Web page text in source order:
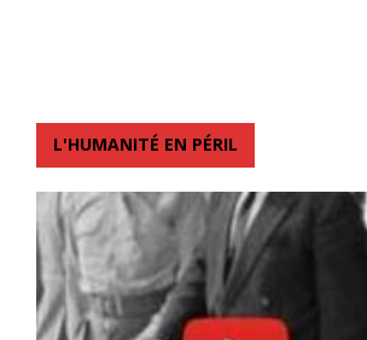
L'HUMANITÉ EN PÉRIL